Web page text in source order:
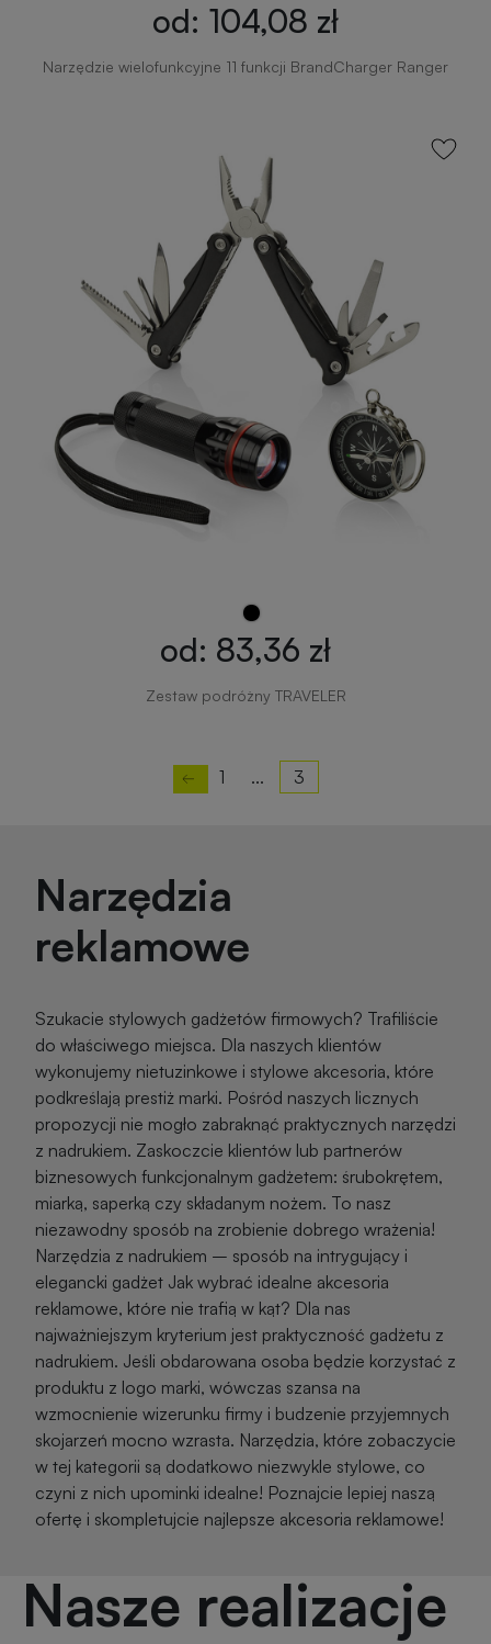
od: 104,08 zł
Narzędzie wielofunkcyjne 11 funkcji BrandCharger Ranger
od: 83,36 zł
Zestaw podróżny TRAVELER
1 ... 3
Narzędzia
reklamowe
Szukacie stylowych gadżetów firmowych? Trafiliście
do właściwego miejsca. Dla naszych klientów
wykonujemy nietuzinkowe i stylowe akcesoria, które
podkreślają prestiż marki. Pośród naszych licznych
propozycji nie mogło zabraknąć praktycznych narzędzi
z nadrukiem. Zaskoczcie klientów lub partnerów
biznesowych funkcjonalnym gadżetem: śrubokrętem,
miarką, saperką czy składanym nożem. To nasz
niezawodny sposób na zrobienie dobrego wrażenia!
Narzędzia z nadrukiem – sposób na intrygujący i
elegancki gadżet Jak wybrać idealne akcesoria
reklamowe, które nie trafią w kąt? Dla nas
najważniejszym kryterium jest praktyczność gadżetu z
nadrukiem. Jeśli obdarowana osoba będzie korzystać z
produktu z logo marki, wówczas szansa na
wzmocnienie wizerunku firmy i budzenie przyjemnych
skojarzeń mocno wzrasta. Narzędzia, które zobaczycie
w tej kategorii są dodatkowo niezwykle stylowe, co
czyni z nich upominki idealne! Poznajcie lepiej naszą
ofertę i skompletujcie najlepsze akcesoria reklamowe!
Nasze realizacje